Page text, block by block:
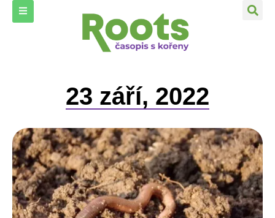
23 září, 2022